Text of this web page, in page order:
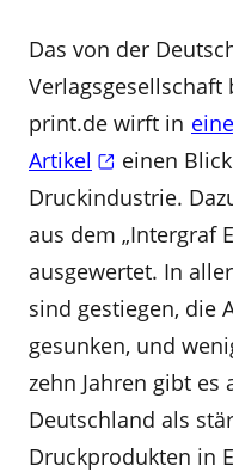
Das von der
print.de wirft in
Artikel
einen
Druckindustrie.
aus dem „Intergraf
ausgewertet. In
sind gestiegen, die
gesunken, und
zehn Jahren gibt es
Deutschland als
Druckprodukten in